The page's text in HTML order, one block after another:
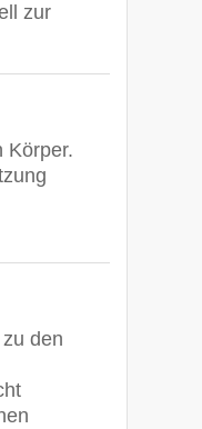
zur
Körper.
den